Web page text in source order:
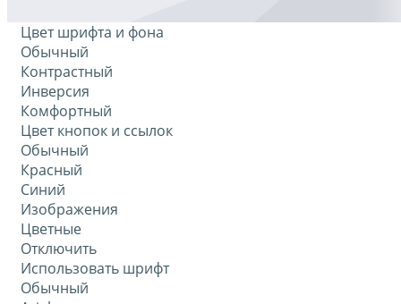
Цвет шрифта и фона
Обычный
Контрастный
Инверсия
Комфортный
Цвет кнопок и ссылок
Обычный
Красный
Синий
Изображения
Цветные
Отключить
Использовать шрифт
Обычный